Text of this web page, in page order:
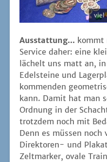
viel
Aus­stat­tung... kommt
Ser­vice daher: eine
lächelt uns matt an,
Edel­stei­ne und
kom­men­den
kann. Damit hat man
Ord­nung in der
trotz­dem noch mit
Denn es müs­sen
Direk­to­ren- und
Zelt­mar­ker, ova­le